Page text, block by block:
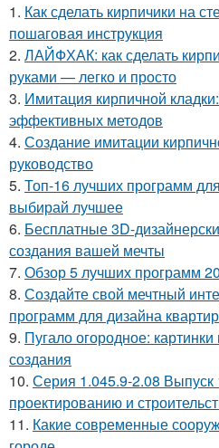
1. Как сделать кирпичики на
пошаговая инструкция
2. ЛАЙФХАК: как сделать
руками — легко и просто
3. Имитация кирпичной
эффективных методов
4. Создание имитации
руководство
5. Топ-16 лучших программ
выбирай лучшее
6. Бесплатные 3D-
создания вашей мечты
7. Обзор 5 лучших программ
8. Создайте свой мечтный
программ для дизайна
9. Пугало огородное:
создания
10. Серия 1.045.9-2.08 Выпуск
проектированию и
11. Какие современные